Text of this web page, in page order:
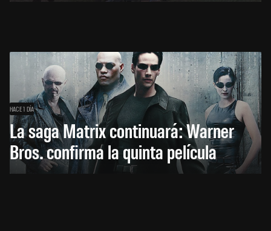
HACE 1 DÍA
La saga Matrix continuará: Warner
Bros. confirma la quinta película